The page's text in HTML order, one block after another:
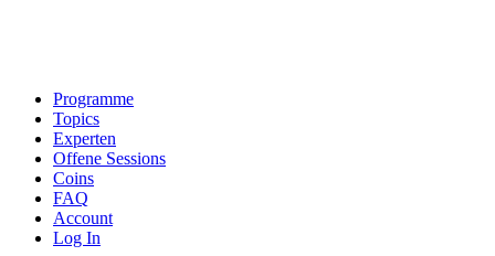
Programme
Topics
Experten
Offene Sessions
Coins
FAQ
Account
Log In